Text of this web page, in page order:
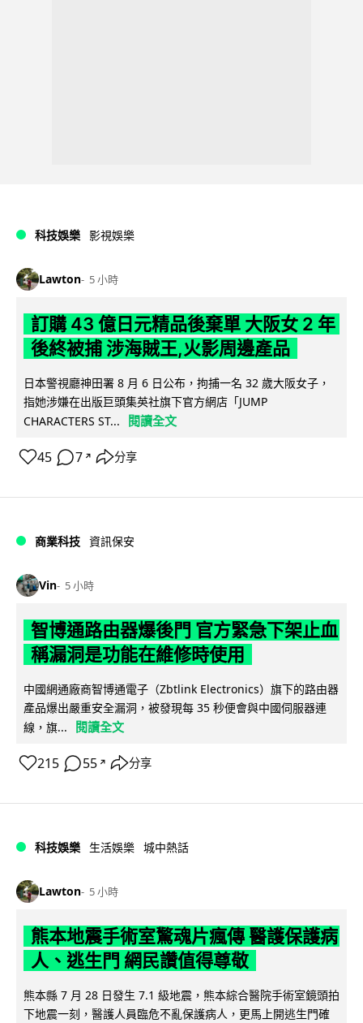
科技娛樂 影視娛樂
Lawton 5 小時
訂購 43 億日元精品後棄單 大阪女 2 年
後終被捕 涉海賊王,火影周邊產品
日本警視廳神田署 8 月 6 日公布，拘捕一名 32 歲大阪女子，
指她涉嫌在出版巨頭集英社旗下官方網店「JUMP
CHARACTERS ST...
閱讀全文
45 7 ↗ 分享
商業科技 資訊保安
Vin 5 小時
智博通路由器爆後門 官方緊急下架止血
稱漏洞是功能在維修時使用
中國網通廠商智博通電子（Zbtlink Electronics）旗下的路由器
產品爆出嚴重安全漏洞，被發現每 35 秒便會與中國伺服器連
線，旗...
閱讀全文
215 55 ↗ 分享
科技娛樂 生活娛樂 城中熱話
Lawton 5 小時
熊本地震手術室驚魂片瘋傳 醫護保護病
人、逃生門 網民讚值得尊敬
熊本縣 7 月 28 日發生 7.1 級地震，熊本綜合醫院手術室鏡頭拍
下地震一刻，醫護人員臨危不亂保護病人，更馬上開逃生門確